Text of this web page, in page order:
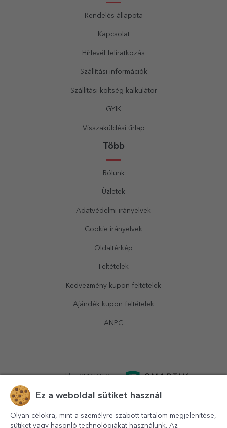
Rendelés állapota
Kapcsolat
Hírlevél feliratkozás
Szállítási információk
Szállítási költség kalkulátor
GYIK
Visszaküldési űrlap
Több
Rólunk
Üzletek
Adatvédelmi irányelvek
Cookie irányelvek
Oldaltérkép
Feltételek
Kedvezmény kupon feltételek
Ajándék kupon feltételek
ANPC
powered bySMARTLY.ro
Ez a weboldal sütiket használ
Olyan célokra, mint a személyre szabott tartalom megjelenítése,
sütiket vagy hasonló technológiákat használunk. Az